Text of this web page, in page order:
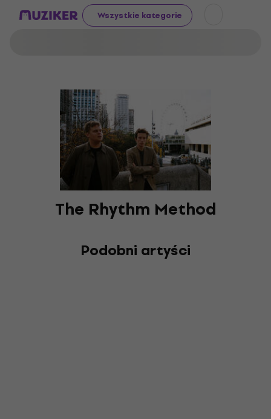
Wszystkie kategorie
The Rhythm Method
Podobni artyści